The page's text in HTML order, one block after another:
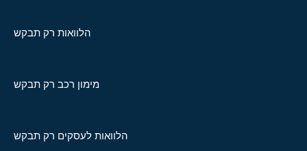
הלוואות רק תבקש
מימון רכב רק תבקש
הלוואות לעסקים רק תבקש